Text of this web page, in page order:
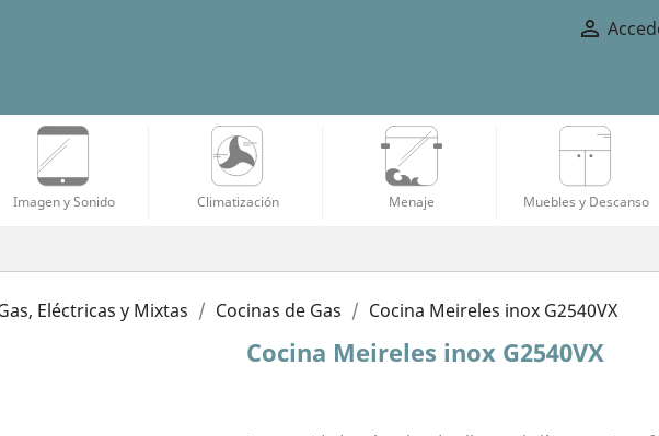

Imagen y Sonido Climatización Menaje Muebles y Descanso
Eléctricas y Mixtas Cocinas de Gas Cocina Meireles inox G2540VX
Cocina Meireles inox G2540VX